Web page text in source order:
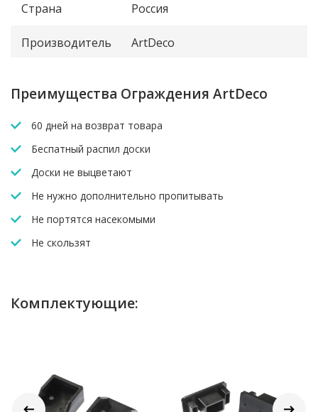
Страна Россия
Производитель ArtDeco
Преимущества Ограждения ArtDeco
60 дней на возврат товара
Беспатный распил доски
Доски не выцветают
Не нужно дополнительно пропитывать
Не портятся насекомыми
Не скользят
Комплектующие: